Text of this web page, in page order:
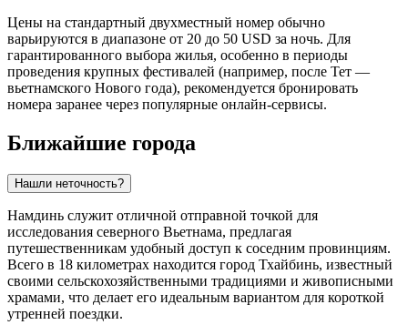
Цены на стандартный двухместный номер обычно
варьируются в диапазоне от 20 до 50 USD за ночь. Для
гарантированного выбора жилья, особенно в периоды
проведения крупных фестивалей (например, после Тет —
вьетнамского Нового года), рекомендуется бронировать
номера заранее через популярные онлайн-сервисы.
Ближайшие города
Нашли неточность?
Намдинь служит отличной отправной точкой для
исследования северного Вьетнама, предлагая
путешественникам удобный доступ к соседним провинциям.
Всего в 18 километрах находится город Тхайбинь, известный
своими сельскохозяйственными традициями и живописными
храмами, что делает его идеальным вариантом для короткой
утренней поездки.